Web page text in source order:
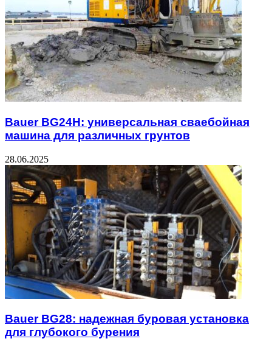
Bauer BG24H: универсальная сваебойная
машина для различных грунтов
28.06.2025
Bauer BG28: надежная буровая установка
для глубокого бурения